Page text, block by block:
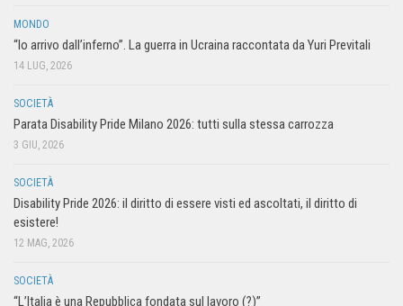
MONDO
“Io arrivo dall’inferno”. La guerra in Ucraina raccontata da Yuri Previtali
14 LUG, 2026
SOCIETÀ
Parata Disability Pride Milano 2026: tutti sulla stessa carrozza
3 GIU, 2026
SOCIETÀ
Disability Pride 2026: il diritto di essere visti ed ascoltati, il diritto di
esistere!
12 MAG, 2026
SOCIETÀ
“L’Italia è una Repubblica fondata sul lavoro (?)”